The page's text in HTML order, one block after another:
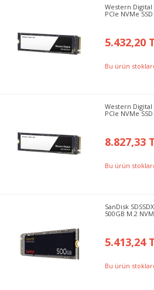
Western Digital
PCIe NVMe
5.432,20
Bu ürün
Western Digital
PCIe NVMe
8.827,33
Bu ürün
SanDisk
500GB M.2
5.413,24
Bu ürün